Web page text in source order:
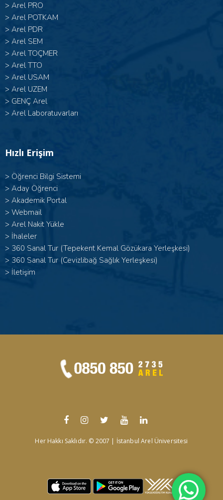
> Arel PRO
> Arel POTKAM
> Arel PDR
> Arel SEM
> Arel TOÇMER
> Arel TTO
> Arel USAM
> Arel UZEM
> GENÇ Arel
> Arel Laboratuvarları
Hızlı Erişim
> Öğrenci Bilgi Sistemi
> Aday Öğrenci
> Akademik Portal
> Webmail
> Arel Nakit Yükle
> İhaleler
> 360 Sanal Tur (Tepekent Kemal Gözükara Yerleşkesi)
> 360 Sanal Tur (Cevizlibağ Sağlık Yerleşkesi)
> İletişim
Her Hakkı Saklıdır. © 2007 | İstanbul Arel Üniversitesi